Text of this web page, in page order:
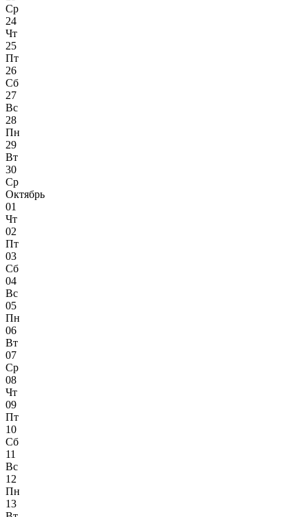
Ср
24
Чт
25
Пт
26
Сб
27
Вс
28
Пн
29
Вт
30
Ср
Октябрь
01
Чт
02
Пт
03
Сб
04
Вс
05
Пн
06
Вт
07
Ср
08
Чт
09
Пт
10
Сб
11
Вс
12
Пн
13